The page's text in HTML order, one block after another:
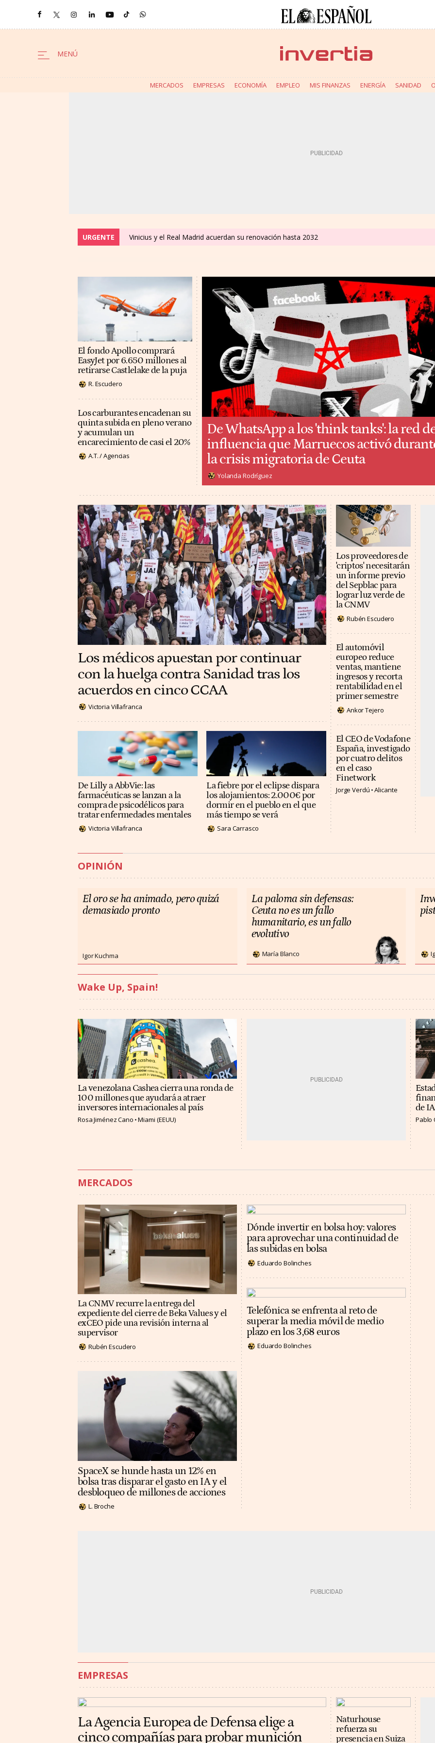
MERCADOS EMPRESAS ECONOMÍA EMPLEO MIS FINANZAS ENERGÍA SANIDAD
URGENTE Vinicius y el Real Madrid acuerdan su renovación hasta 2032
El fondo Apollo comprará
EasyJet por 6.650 millones al
retirarse Castlelake de la puja
R. Escudero
Los carburantes encadenan su
quinta subida en pleno verano
y acumulan un
encarecimiento de casi el 20%
A.T. / Agencias
De WhatsApp a los 'think tanks': la red
influencia que Marruecos activó
la crisis migratoria de Ceuta
Yolanda Rodríguez
Los médicos apuestan por continuar
con la huelga contra Sanidad tras los
acuerdos en cinco CCAA
Victoria Villafranca
De Lilly a AbbVie: las
farmacéuticas se lanzan a la
compra de psicodélicos para
tratar enfermedades mentales
Victoria Villafranca
La fiebre por el eclipse dispara
los alojamientos: 2.000€ por
dormir en el pueblo en el que
más tiempo se verá
Sara Carrasco
Los proveedores de
'criptos' necesitarán
un informe previo
del Sepblac para
lograr luz verde de
la CNMV
Rubén Escudero
El automóvil
europeo reduce
ventas, mantiene
ingresos y recorta
rentabilidad en el
primer semestre
Ankor Tejero
El CEO de Vodafone
España, investigado
por cuatro delitos
en el caso
Finetwork
Jorge Verdú Alicante
OPINIÓN
El oro se ha animado, pero quizá
demasiado pronto
Igor Kuchma
La paloma sin defensas:
Ceuta no es un fallo
humanitario, es un fallo
evolutivo
María Blanco
Wake Up, Spain!
La venezolana Cashea cierra una ronda de
100 millones que ayudará a atraer
inversores internacionales al país
Rosa Jiménez Cano Miami (EEUU)
de IA
Pablo
MERCADOS
La CNMV recurre la entrega del
expediente del cierre de Beka Values y el
exCEO pide una revisión interna al
supervisor
Rubén Escudero
SpaceX se hunde hasta un 12% en
bolsa tras disparar el gasto en IA y el
desbloqueo de millones de acciones
L. Broche
Dónde invertir en bolsa hoy: valores
para aprovechar una continuidad de
las subidas en bolsa
Eduardo Bolinches
Telefónica se enfrenta al reto de
superar la media móvil de medio
plazo en los 3,68 euros
Eduardo Bolinches
EMPRESAS
La Agencia Europea de Defensa elige a
cinco compañías para probar munición
Naturhouse
refuerza su
presencia en Suiza